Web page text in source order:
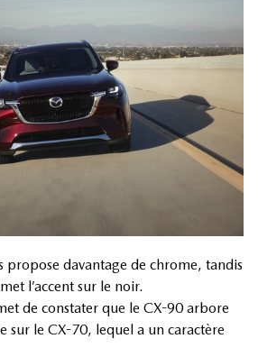
propose davantage de chrome, tandis
l’accent sur le noir.
de constater que le CX-90 arbore
sur le CX-70, lequel a un caractère